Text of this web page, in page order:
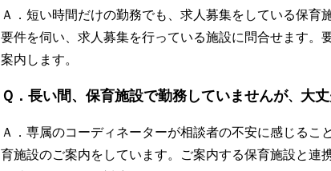
Ａ．短い時間だけの勤務でも、求人募集をしている保育
要件を伺い、求人募集を行っている施設に問合せます。
案内します。
Ｑ．長い間、保育施設で勤務していませんが、 大
Ａ．専属のコーディネーターが相談者の不安に感じるこ
育施設のご案内をしています。ご案内する保育施設と連